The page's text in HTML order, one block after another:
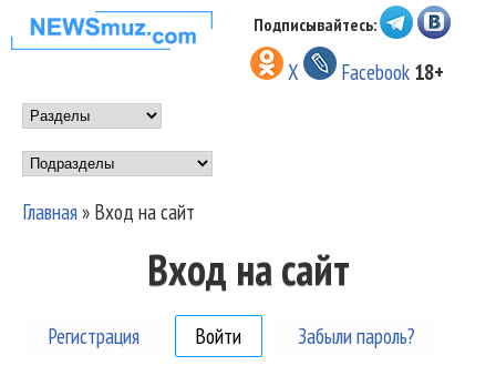
Перейти к основному
содержанию
НОВОСТИ
МУЗЫКИ И
ШОУ БИЗНЕСА
NEWSMUZ.COM
Подписывайтесь:
X Facebook 18+
Main menu
Подразделы
Вы здесь
Главная» Вход на сайт
Вход на сайт
Регистрация Войти (активная вкладка)
Забыли пароль?